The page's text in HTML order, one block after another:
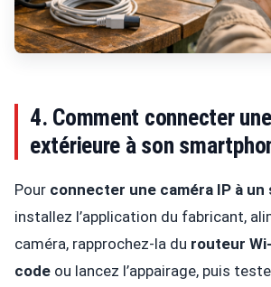
4. Comment connecter
extérieure à son
Pour connecter une caméra IP à un
installez l’application du fabricant,
caméra, rapprochez-la du routeur
code ou lancez l’appairage, puis